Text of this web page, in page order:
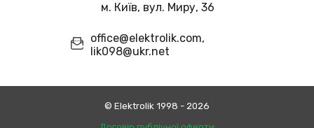
м. Київ, вул. Миру, 36
office@elektrolik.com,
lik098@ukr.net
© Еlektrolik 1998 - 2026